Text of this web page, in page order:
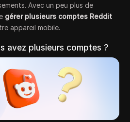
Avec un peu plus de
gérer plusieurs comptes Reddit
appareil mobile.
avez plusieurs comptes ?